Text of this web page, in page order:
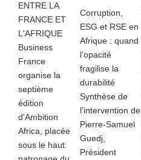
ENTRE LA
FRANCE ET
L'AFRIQUE
Business
France
organise la
septième
édition
d'Ambition
Africa, placée
sous le haut
Corruption,
ESG et RSE en
Afrique : quand
l’opacité
fragilise la
durabilité
Synthèse de
l'intervention de
Pierre-Samuel
Guedj,
Président